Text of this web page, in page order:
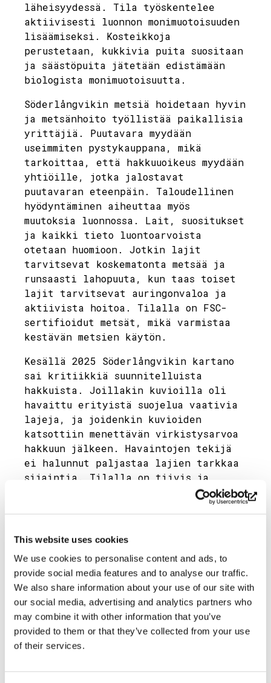
This website uses cookies
We use cookies to personalise content and ads, to
provide social media features and to analyse our traffic.
We also share information about your use of our site with
our social media, advertising and analytics partners who
may combine it with other information that you’ve
provided to them or that they’ve collected from your use
of their services.
läheisyydessä. Tila työskentelee
aktiivisesti luonnon monimuotoisuuden
lisäämiseksi. Kosteikkoja
perustetaan, kukkivia puita suositaan
ja säästöpuita jätetään edistämään
biologista monimuotoisuutta.
Söderlångvikin metsiä hoidetaan hyvin
ja metsänhoito työllistää paikallisia
yrittäjiä. Puutavara myydään
useimmiten pystykauppana, mikä
tarkoittaa, että hakkuuoikeus myydään
yhtiöille, jotka jalostavat
puutavaran eteenpäin. Taloudellinen
hyödyntäminen aiheuttaa myös
muutoksia luonnossa. Lait, suositukset
ja kaikki tieto luontoarvoista
otetaan huomioon. Jotkin lajit
tarvitsevat koskematonta metsää ja
runsaasti lahopuuta, kun taas toiset
lajit tarvitsevat auringonvaloa ja
aktiivista hoitoa. Tilalla on FSC-
sertifioidut metsät, mikä varmistaa
kestävän metsien käytön.
Kesällä 2025 Söderlångvikin kartano
sai kritiikkiä suunnitelluista
hakkuista. Joillakin kuvioilla oli
havaittu erityistä suojelua vaativia
lajeja, ja joidenkin kuvioiden
katsottiin menettävän virkistysarvoa
hakkuun jälkeen. Havaintojen tekijä
ei halunnut paljastaa lajien tarkkaa
sijaintia. Tilalla on tiivis ja
rakentava yhteistyö sidosryhmien
osittain hakkuulistalta. Söderlångvik
luontoinventoinnin kritisoiduilla
kuvioilla ja ottaa luonnollisesti
erityistä suojelua vaativat lajit
huomioon hakkuissa.
Söderlångvikin metsät tarjoavat
monipuolisia metsätyyppejä. Pitkät
luonnonkauniiseen Purunpääseen tai